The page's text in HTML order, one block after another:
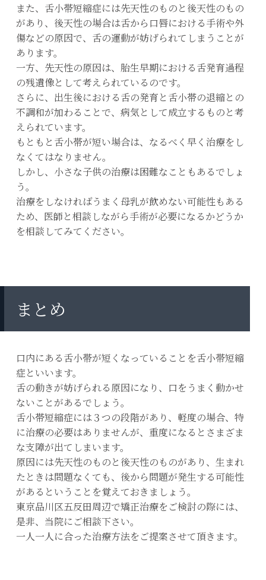
また、舌小帯短縮症には先天性のものと後天性のもの
があり、後天性の場合は舌から口唇における手術や外
傷などの原因で、舌の運動が妨げられてしまうことが
あります。
一方、先天性の原因は、胎生早期における舌発育過程
の残遺像として考えられているのです。
さらに、出生後における舌の発育と舌小帯の退縮との
不調和が加わることで、病気として成立するものと考
えられています。
もともと舌小帯が短い場合は、なるべく早く治療をし
なくてはなりません。
しかし、小さな子供の治療は困難なこともあるでしょ
う。
治療をしなければうまく母乳が飲めない可能性もある
ため、医師と相談しながら手術が必要になるかどうか
を相談してみてください。
まとめ
口内にある舌小帯が短くなっていることを舌小帯短縮
症といいます。
舌の動きが妨げられる原因になり、口をうまく動かせ
ないことがあるでしょう。
舌小帯短縮症には３つの段階があり、軽度の場合、特
に治療の必要はありませんが、重度になるとさまざま
な支障が出てしまいます。
原因には先天性のものと後天性のものがあり、生まれ
たときは問題なくても、後から問題が発生する可能性
があるということを覚えておきましょう。
東京品川区五反田周辺で矯正治療をご検討の際には、
是非、当院にご相談下さい。
一人一人に合った治療方法をご提案させて頂きます。